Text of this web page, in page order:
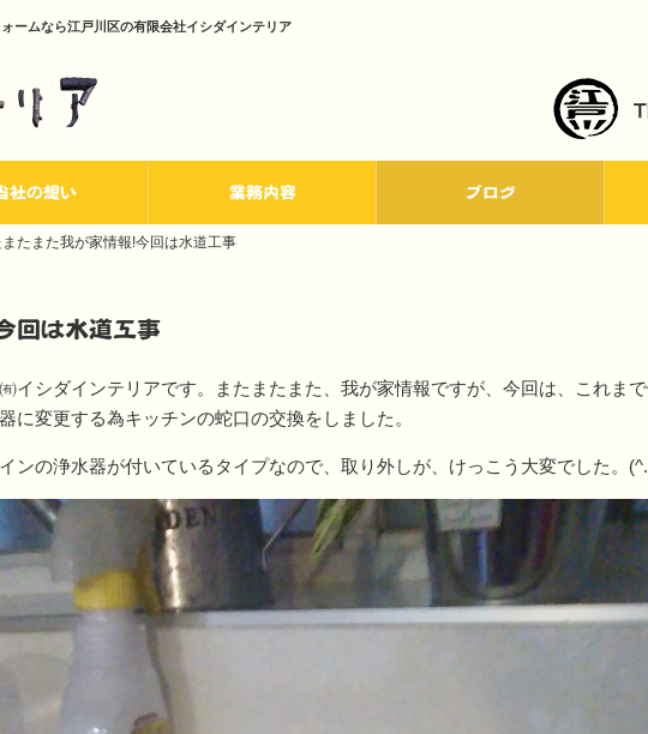
ームなら江戸川区の有限会社イシダインテリア
社の想い 業務内容 ブログ
またまた我が家情報!今回は水道工事
回は水道工事
イシダインテリアです。またまたまた、我が家情報ですが、今回は、これま
に変更する為キッチンの蛇口の交換をしました。
ンの浄水器が付いているタイプなので、取り外しが、けっこう大変でした。